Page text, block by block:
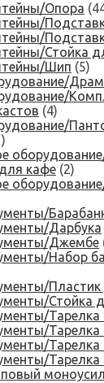
Опора
Стойка
Шип (5)
(4)
кафе (2)
Дарбука
Джембе
Набор
Пластик
Стойка
Тарелка
Тарелка
Тарелка
Тарелка